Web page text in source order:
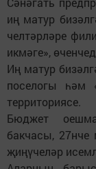
иң матур
челтәрләре
икмәге»,
Иң матур
поселогы һәм
территориясе.
Бюджет
бакчасы,
җиңүчеләр